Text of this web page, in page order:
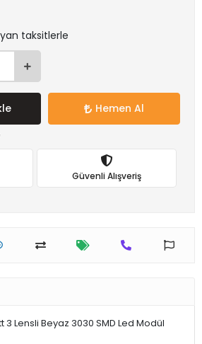
taksitlerle
Hemen Al
Güvenli Alışveriş
Lensli Beyaz 3030 SMD Led Modül